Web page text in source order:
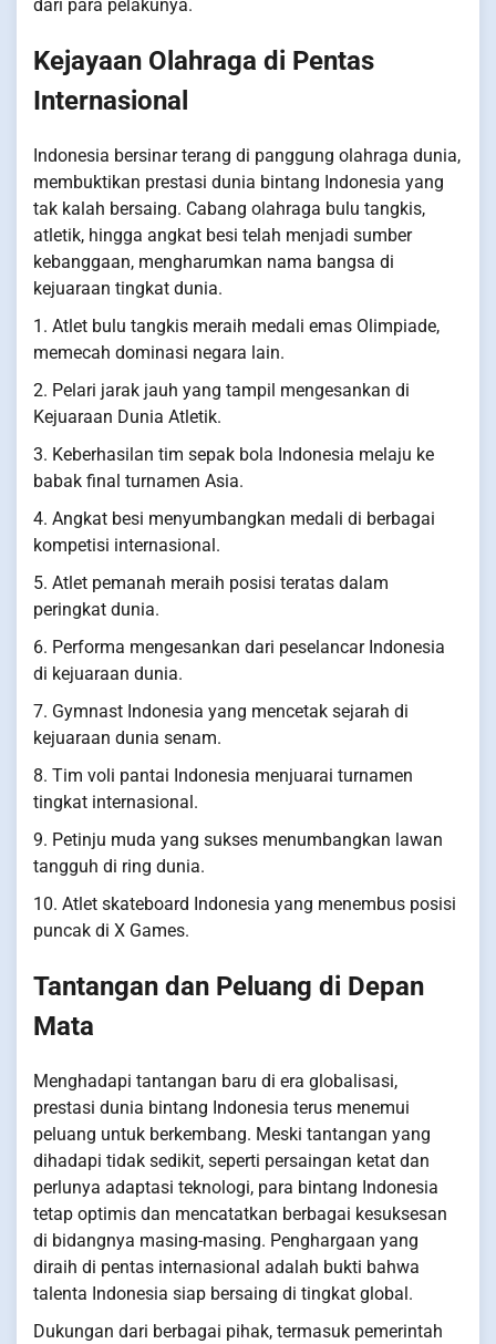
dari para pelakunya.
Kejayaan Olahraga di Pentas
Internasional
Indonesia bersinar terang di panggung olahraga dunia,
membuktikan prestasi dunia bintang Indonesia yang
tak kalah bersaing. Cabang olahraga bulu tangkis,
atletik, hingga angkat besi telah menjadi sumber
kebanggaan, mengharumkan nama bangsa di
kejuaraan tingkat dunia.
1. Atlet bulu tangkis meraih medali emas Olimpiade,
memecah dominasi negara lain.
2. Pelari jarak jauh yang tampil mengesankan di
Kejuaraan Dunia Atletik.
3. Keberhasilan tim sepak bola Indonesia melaju ke
babak final turnamen Asia.
4. Angkat besi menyumbangkan medali di berbagai
kompetisi internasional.
5. Atlet pemanah meraih posisi teratas dalam
peringkat dunia.
6. Performa mengesankan dari peselancar Indonesia
di kejuaraan dunia.
7. Gymnast Indonesia yang mencetak sejarah di
kejuaraan dunia senam.
8. Tim voli pantai Indonesia menjuarai turnamen
tingkat internasional.
9. Petinju muda yang sukses menumbangkan lawan
tangguh di ring dunia.
10. Atlet skateboard Indonesia yang menembus posisi
puncak di X Games.
Tantangan dan Peluang di Depan
Mata
Menghadapi tantangan baru di era globalisasi,
prestasi dunia bintang Indonesia terus menemui
peluang untuk berkembang. Meski tantangan yang
dihadapi tidak sedikit, seperti persaingan ketat dan
perlunya adaptasi teknologi, para bintang Indonesia
tetap optimis dan mencatatkan berbagai kesuksesan
di bidangnya masing-masing. Penghargaan yang
diraih di pentas internasional adalah bukti bahwa
talenta Indonesia siap bersaing di tingkat global.
Dukungan dari berbagai pihak, termasuk pemerintah